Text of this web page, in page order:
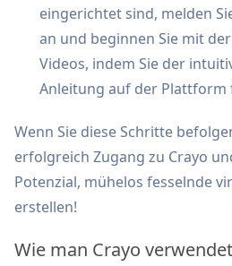
eingerichtet sind, melden
an und beginnen Sie mit
Videos, indem Sie der
Anleitung auf der Plattform
Wenn Sie diese Schritte
erfolgreich Zugang zu Crayo
Potenzial, mühelos fesselnde
erstellen!
Wie man Crayo verwendet